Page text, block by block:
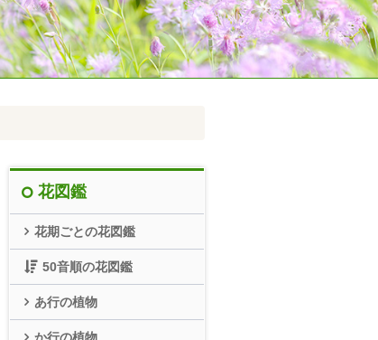
花図鑑
花期ごとの花図鑑
50音順の花図鑑
あ行の植物